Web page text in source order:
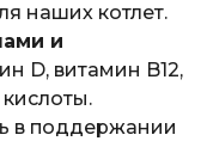
наших котлет.
и
D, витамин B12,
в поддержании